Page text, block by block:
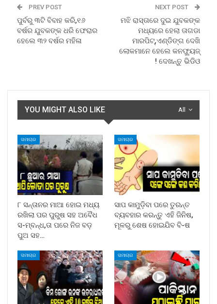
PREV POST
ପୁର୍ବରୁ ୩ଟି ବିବାହ କରି,୧୬
ବର୍ଷର ଯୁବକଙ୍କ ଧରି ଫେରାର
ହେଲେ ୩୨ ବର୍ଷର ମହିଳା
NEXT POST
ମଝି ରାସ୍ତାରେ ଦୁଇ ଯୁବକଙ୍କ
ମଧ୍ୟରେ ହେଲା ତାଗଡା
ମାରପିଟ୍,ଏଣ୍ଡିଙ୍ଗ ଦେଖି
ଲୋକମାନେ ହେଲେ କନଫ୍ୟୁଜ୍
! ଦେଖନ୍ତୁ ଭିଡିଓ
All
YOU MIGHT ALSO LIKE
ସମାଚାର
୮ ସନ୍ତାନର ମାଆ ହୋଇ ମଧ୍ୟ
ରଖିଲା ପର ପୁରୁଷ ସହ ଅବୈଧ
ସ-ମ୍ବନ୍ଧ,ତା ପରେ ନିଜ ବଡ଼
ପୁଅ ସହ…
ସମାଚାର
ସାପ କାମୁଡ଼ିବା ପରେ ତୁରନ୍ତ
ବ୍ୟବହାର କରନ୍ତୁ ଏହି ଜିନିଷ,
ମୂଳରୁ ଶେଷ ହୋଇଯିବ ବି-ଷ
ସମାଚାର ସମାଚାର